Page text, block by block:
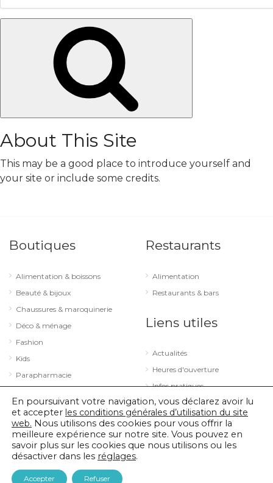
About This Site
This may be a good place to introduce yourself and
your site or include some credits.
Boutiques
Alimentation & boissons
Beauté & bijoux
Chaussures & maroquinerie
Déco & ménage
Fashion
Kids
Parapharmacie
Sport & loisirs
Technologie & optique
Restaurants
Alimentation
Restaurants & bars
Liens utiles
Actualités
Heures d'ouverture
Infos pratiques
© 2026 City Concorde |Mentions légales
En poursuivant votre navigation, vous déclarez avoir lu
et accepter les conditions générales d’utilisation du site
web. Nous utilisons des cookies pour vous offrir la
meilleure expérience sur notre site. Vous pouvez en
savoir plus sur les cookies que nous utilisons ou les
désactiver dans les réglages.
Accepter Refuser